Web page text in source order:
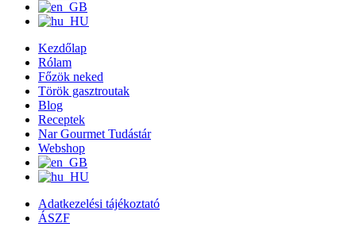
Kezdőlap
Rólam
Főzök neked
Török gasztroutak
Blog
Receptek
Nar Gourmet Tudástár
Webshop
Adatkezelési tájékoztató
ÁSZF